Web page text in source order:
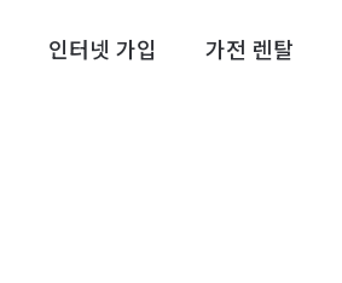
인터넷 가입 가전 렌탈